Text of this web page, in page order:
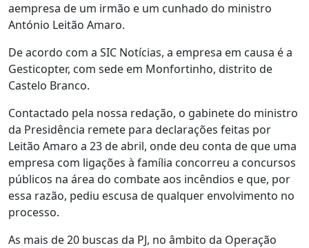
aempresa de um irmão e um cunhado do ministro
António Leitão Amaro.
De acordo com a SIC Notícias, a empresa em causa é a
Gesticopter, com sede em Monfortinho, distrito de
Castelo Branco.
Contactado pela nossa redação, o gabinete do ministro
da Presidência remete para declarações feitas por
Leitão Amaro a 23 de abril, onde deu conta de que uma
empresa com ligações à família concorreu a concursos
públicos na área do combate aos incêndios e que, por
essa razão, pediu escusa de qualquer envolvimento no
processo.
As mais de 20 buscas da PJ, no âmbito da Operação